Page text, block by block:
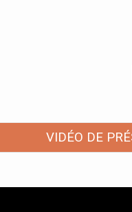
VIDÉO DE